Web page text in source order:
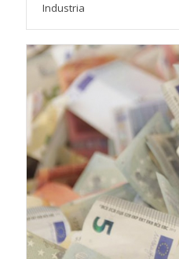
Industria